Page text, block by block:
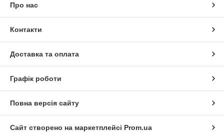
Про нас
Контакти
Доставка та оплата
Графік роботи
Повна версія сайту
Сайт створено на маркетплейсі Prom.ua